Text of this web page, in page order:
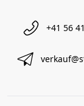
+41 56